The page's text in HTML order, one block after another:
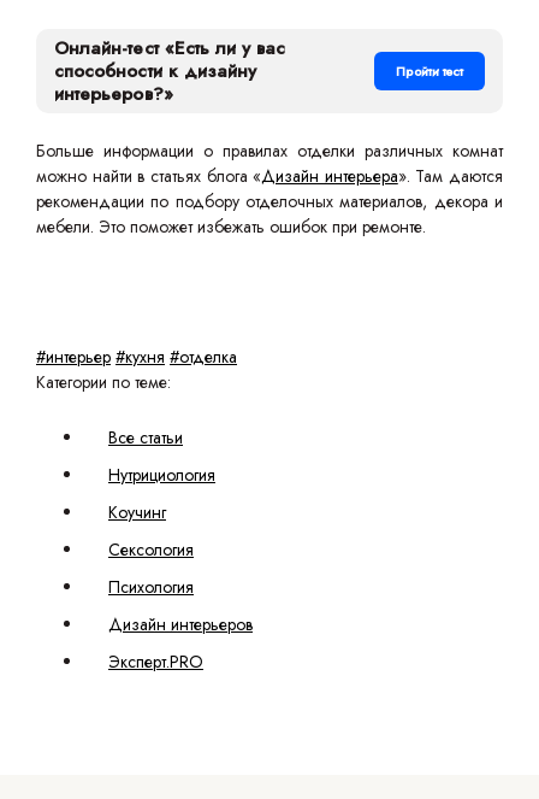
Онлайн-тест «Есть ли у вас
способности к дизайну
интерьеров?»
Пройти тест
Больше информации о правилах отделки различных комнат
можно найти в статьях блога «Дизайн интерьера». Там даются
рекомендации по подбору отделочных материалов, декора и
мебели. Это поможет избежать ошибок при ремонте.
#интерьер #кухня #отделка
Категории по теме:
Все статьи
Нутрициология
Коучинг
Сексология
Психология
Дизайн интерьеров
Эксперт.PRO